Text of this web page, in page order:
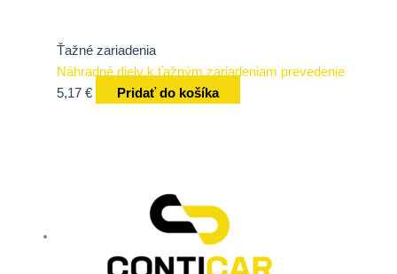
Ťažné zariadenia
Náhradné diely k ťažným zariadeniam prevedenie
5,17 € Pridať do košíka